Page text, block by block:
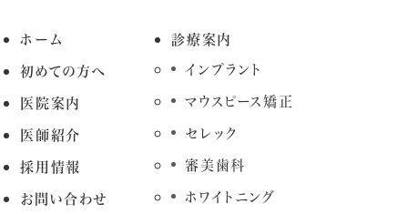
ホーム
初めての方へ
医院案内
医師紹介
採用情報
お問い合わせ
診療案内
インプラント
マウスピース矯正
セレック
審美歯科
ホワイトニング